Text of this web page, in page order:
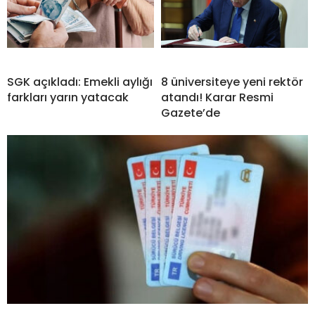
SGK açıkladı: Emekli aylığı
farkları yarın yatacak
8 üniversiteye yeni rektör
atandı! Karar Resmi
Gazete’de